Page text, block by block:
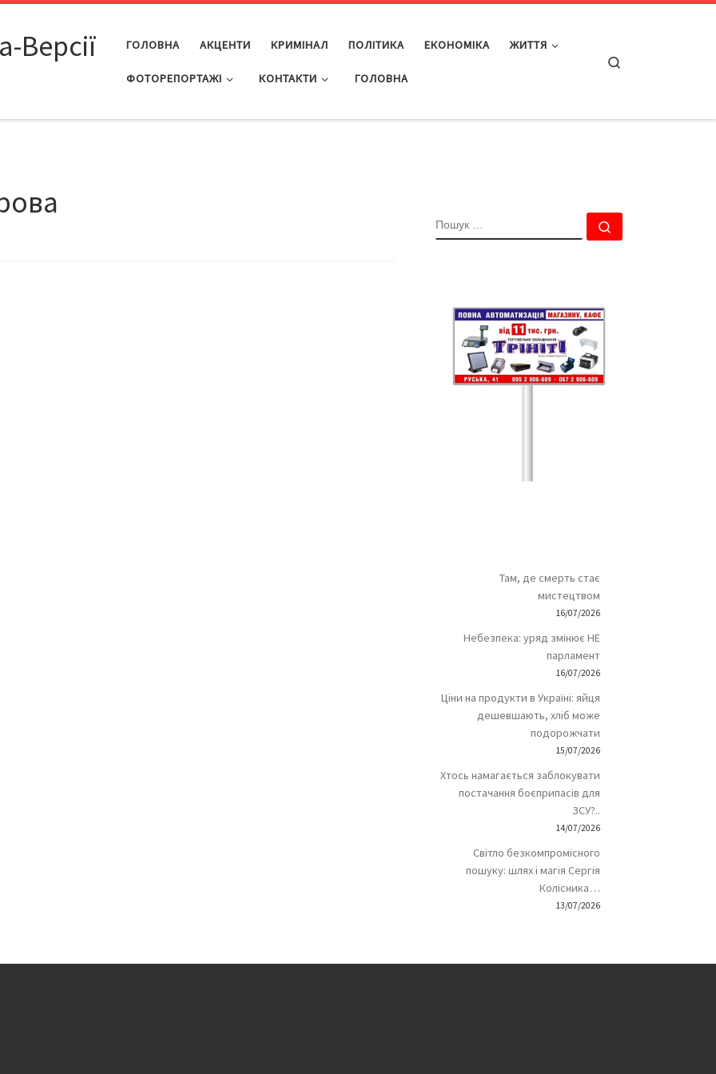
Версії ГОЛОВНА АКЦЕНТИ КРИМІНАЛ ПОЛІТИКА ЕКОНОМІКА ЖИТТЯ
ФОТОРЕПОРТАЖІ КОНТАКТИ ГОЛОВНА
ПОШУК
Там, де смерть стає
мистецтвом
16/07/2026
Небезпека: уряд змінює НЕ
парламент
16/07/2026
Ціни на продукти в Україні: яйця
дешевшають, хліб може
подорожчати
15/07/2026
Хтось намагається заблокувати
постачання боєприпасів для
ЗСУ?..
14/07/2026
Світло безкомпромісного
пошуку: шлях і магія Сергія
Колісника…
13/07/2026